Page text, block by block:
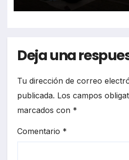
Deja una
Tu dirección de correo
publicada. Los campos
marcados con *
Comentario *